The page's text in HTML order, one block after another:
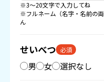
※3〜20文字で入力してね
※フルネーム（名字・名前の
ん
せいべつ 必須
男 女 選択なし